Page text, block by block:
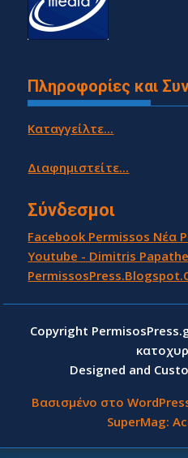
Πληροφορίες και
Καταγγείλτε...
Διαφημιστείτε...
Σύνδεσμοι
Facebook Permissos Νέα
Youtube - Dimitris
Copyright
Designed and
Βασισμένο στο
SuperMag: